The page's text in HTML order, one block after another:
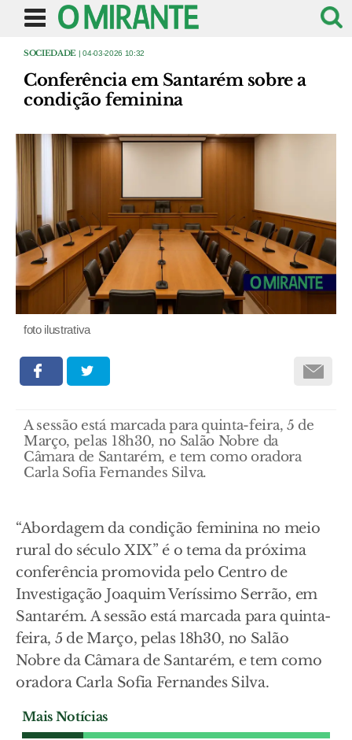
SOCIEDADE | 04-03-2026 10:32
Conferência em Santarém sobre a
condição feminina
foto ilustrativa
A sessão está marcada para quinta-feira, 5 de
Março, pelas 18h30, no Salão Nobre da
Câmara de Santarém, e tem como oradora
Carla Sofia Fernandes Silva.
“Abordagem da condição feminina no meio
rural do século XIX” é o tema da próxima
conferência promovida pelo Centro de
Investigação Joaquim Veríssimo Serrão, em
Santarém. A sessão está marcada para quinta-
feira, 5 de Março, pelas 18h30, no Salão
Nobre da Câmara de Santarém, e tem como
oradora Carla Sofia Fernandes Silva.
Mais Notícias